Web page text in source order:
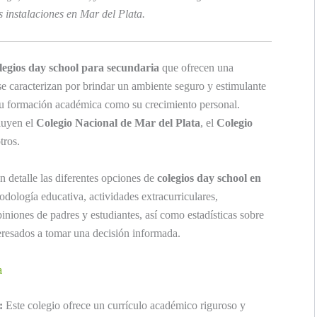
instalaciones en Mar del Plata.
day school para secundaria que ofrecen una
caracterizan por brindar un ambiente seguro y estimulante
formación académica como su crecimiento personal.
el Colegio Nacional de Mar del Plata, el Colegio
detalle las diferentes opciones de colegios day school en
educativa, actividades extracurriculares,
de padres y estudiantes, así como estadísticas sobre
a tomar una decisión informada.
Este colegio ofrece un currículo académico riguroso y